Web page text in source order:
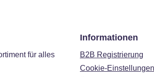
für alles
Informationen
B2B Registrierung
Cookie-Einstellungen